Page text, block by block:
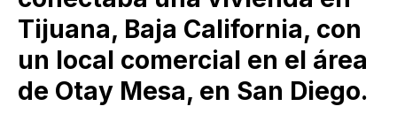
Tijuana, Baja California, con
un local comercial en el área
de Otay Mesa, en San Diego.